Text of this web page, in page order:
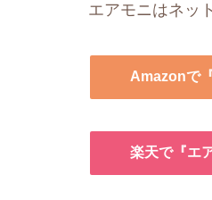
エアモニはネッ
Amazonで
楽天で『エ